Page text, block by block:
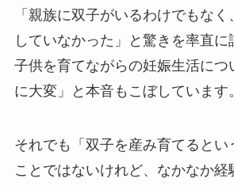
「親族に双子がいるわけでもな
していなかった」と驚きを率直
子供を育てながらの妊娠生活につ
に大変」と本音もこぼしています。
それでも「双子を産み育てるとい
ことではないけれど、なかなか経